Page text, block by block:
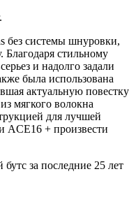
без системы шнуровки,
Благодаря стильному
и надолго задали
была использована
актуальную повестку
мягкого волокна
для лучшей
ACE16 + произвести